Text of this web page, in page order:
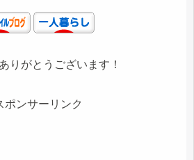
りがとうございます！
ポンサーリンク